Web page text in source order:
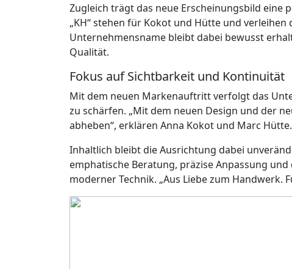
Zugleich trägt das neue Erscheinungsbild
„KH“ stehen für Kokot und Hütte und
Unternehmensname bleibt dabei bewusst
Qualität.
Fokus auf Sichtbarkeit und Kontinuität
Mit dem neuen Markenauftritt verfolgt das
zu schärfen. „Mit dem neuen Design und der
abheben“, erklären Anna Kokot und Marc Hütte.
Inhaltlich bleibt die Ausrichtung dabei
emphatische Beratung, präzise Anpassung
moderner Technik. „Aus Liebe zum Handwerk.